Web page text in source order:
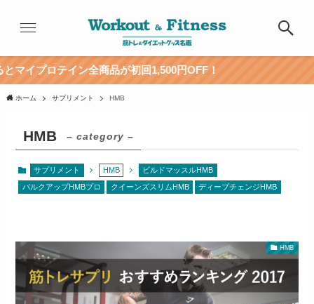
イン全商品が初回1,500円OFF！
ホーム サプリメント HMB
HMB – category –
サプリメント HMB ビルドマッスルHMB
バルクアップHMBプロ クイーンズスリムHMB ディープチェンジHMB
HMB